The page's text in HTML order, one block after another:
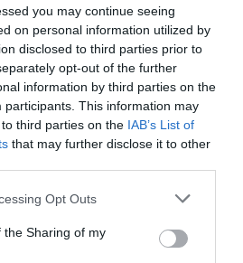
you may continue seeing
on personal information utilized by
disclosed to third parties prior to
opt-out of the further
information by third parties on the
participants. This information may
third parties on the IAB’s List of
that may further disclose it to other
Opt Outs
the Sharing of my
Imprimir